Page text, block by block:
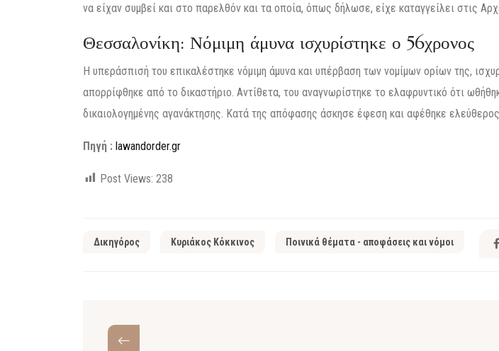
να είχαν συμβεί και στο παρελθόν και τα οποία, όπως δήλωσε, είχε καταγγείλει στις
Θεσσαλονίκη: Νόμιμη άμυνα ισχυρίστηκε ο 56χρονος
Η υπεράσπισή του επικαλέστηκε νόμιμη άμυνα και υπέρβαση των νομίμων ορίων της,
απορρίφθηκε από το δικαστήριο. Αντίθετα, του αναγνωρίστηκε το ελαφρυντικό ότι
δικαιολογημένης αγανάκτησης. Κατά της απόφασης άσκησε έφεση και αφέθηκε ελεύθερος.
Πηγή : lawandorder.gr
Post Views: 238
Δικηγόρος Κυριάκος Κόκκινος Ποινικά θέματα - αποφάσεις και νόμοι